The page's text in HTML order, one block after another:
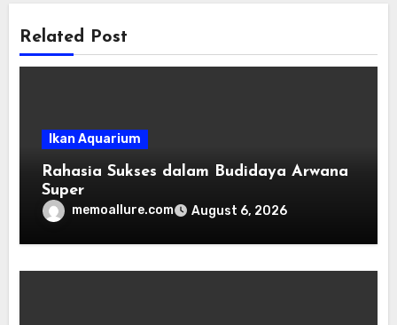
Related Post
Ikan Aquarium
Rahasia Sukses dalam Budidaya Arwana
Super
memoallure.com August 6, 2026